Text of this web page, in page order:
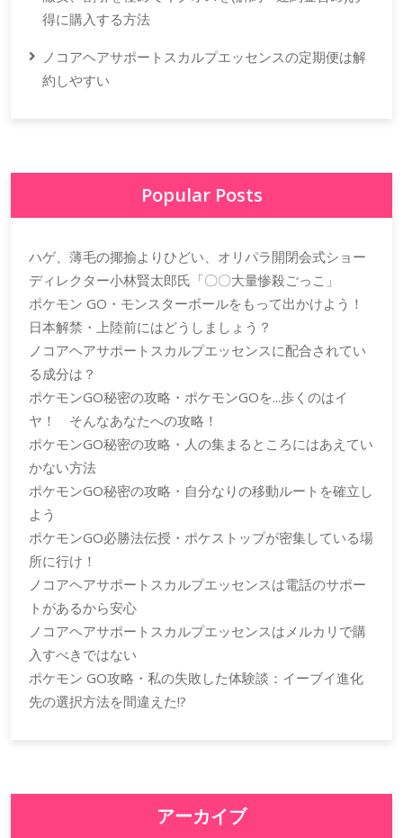
得に購入する方法
ノコアヘアサポートスカルプエッセンスの定期便は解
約しやすい
Popular Posts
ハゲ、薄毛の揶揄よりひどい、オリパラ開閉会式ショー
ディレクター小林賢太郎氏「〇〇大量惨殺ごっこ」
ポケモン GO・モンスターボールをもって出かけよう！
日本解禁・上陸前にはどうしましょう？
ノコアヘアサポートスカルプエッセンスに配合されてい
る成分は？
ポケモンGO秘密の攻略・ポケモンGOを...歩くのはイ
ヤ！ そんなあなたへの攻略！
ポケモンGO秘密の攻略・人の集まるところにはあえてい
かない方法
ポケモンGO秘密の攻略・自分なりの移動ルートを確立し
よう
ポケモンGO必勝法伝授・ポケストップが密集している場
所に行け！
ノコアヘアサポートスカルプエッセンスは電話のサポー
トがあるから安心
ノコアヘアサポートスカルプエッセンスはメルカリで購
入すべきではない
ポケモン GO攻略・私の失敗した体験談：イーブイ進化
先の選択方法を間違えた!?
アーカイブ